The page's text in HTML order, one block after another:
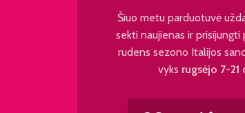
Šiuo metu parduotuvė
sekti naujienas ir
rudens sezono Italijos
vyks rugsėjo 7-21